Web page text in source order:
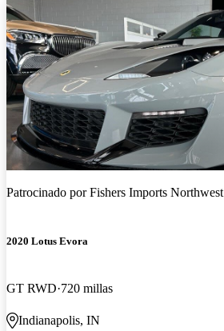
Patrocinado porFishers Imports Northwest
2020 Lotus Evora
GT RWD 720 millas
Indianapolis, IN